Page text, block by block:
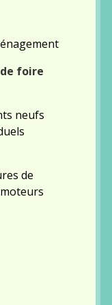
de foire
neufs
de